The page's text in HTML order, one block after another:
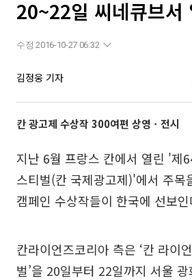
20~22일 씨네큐브서
수정 2016-10-27 06:32
김정웅 기자
칸 광고제 수상작 300여편 상영ㆍ전시
지난 6월 프랑스 칸에서 열린 '제
스티벌(칸 국제광고제)'에서 주목
캠페인 수상작들이 한국에 선보
칸라이언즈코리아 측은 ‘칸 라이
벌’을 20일부터 22일까지 서울